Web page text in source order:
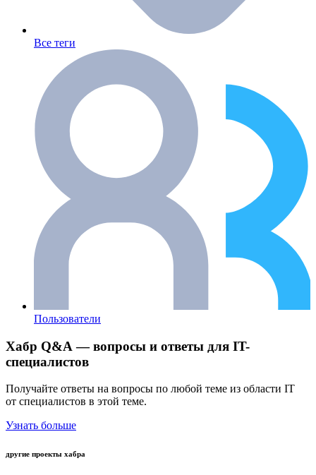
Все теги
Пользователи
Хабр Q&A — вопросы и ответы для IT-
специалистов
Получайте ответы на вопросы по любой теме из области IT
от специалистов в этой теме.
Узнать больше
другие проекты хабра